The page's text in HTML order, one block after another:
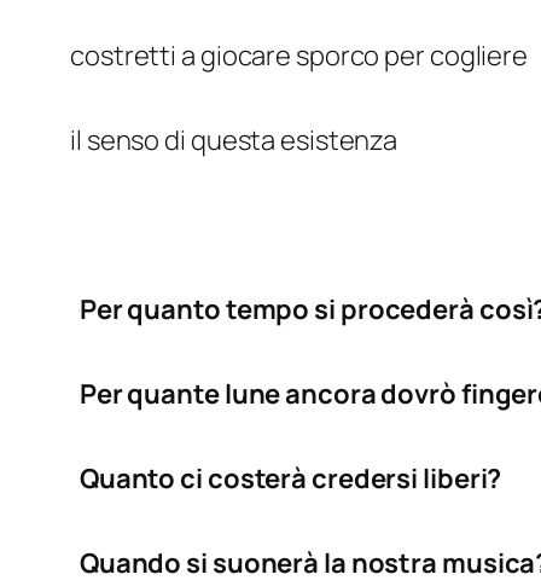
costretti a giocare sporco per cogliere
il senso di questa esistenza
Per quanto tempo si procederà
Per quante lune ancora dovrò
Quanto ci costerà credersi liberi?
Quando si suonerà la nostra